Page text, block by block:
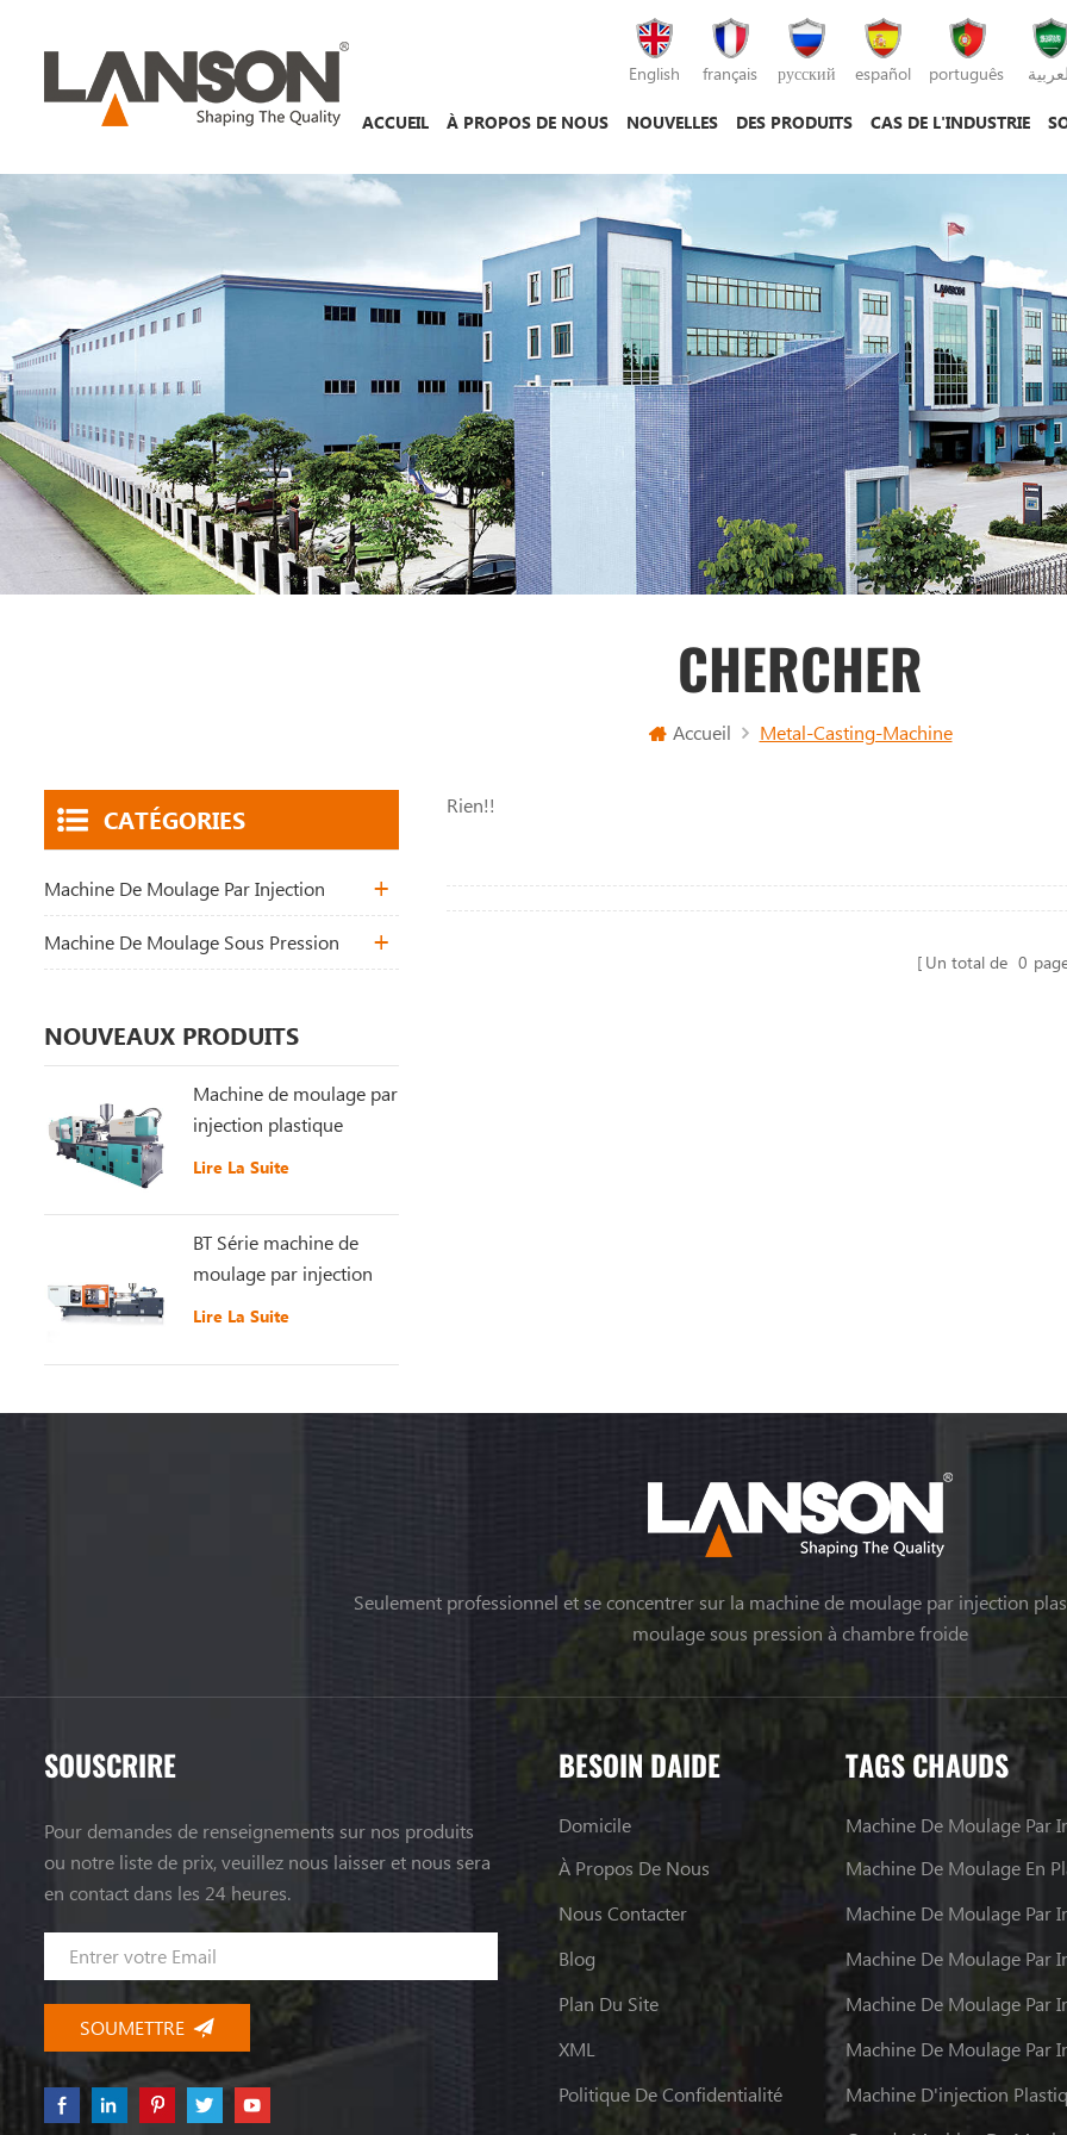
English français русский español português
ACCUEIL À PROPOS DE NOUS NOUVELLES DES PRODUITS CAS DE L'INDUSTRIE
CHERCHER
Accueil Metal-Casting-Machine
Rien!!
Un total de 0
CATÉGORIES
Machine De Moulage Par Injection
Machine De Moulage Sous Pression
NOUVEAUX PRODUITS
Machine de moulage par
injection plastique
récemment améliorée
Lire La Suite
BT Série machine de
moulage par injection
plastique à grande
Lire La Suite
Seulement professionnel et se concentrer sur la machine de moulage par injection
moulage sous pression à chambre froide
SOUSCRIRE
Pour demandes de renseignements sur nos produits
ou notre liste de prix, veuillez nous laisser et nous sera
en contact dans les 24 heures.
BESOIN DAIDE
Domicile
À Propos De Nous
Nous Contacter
Blog
Plan Du Site
XML
Politique De Confidentialité
TAGS CHAUDS
Machine De Moulage Par
Machine De Moulage En
Machine De Moulage Par
Machine De Moulage Par
Machine D'injection